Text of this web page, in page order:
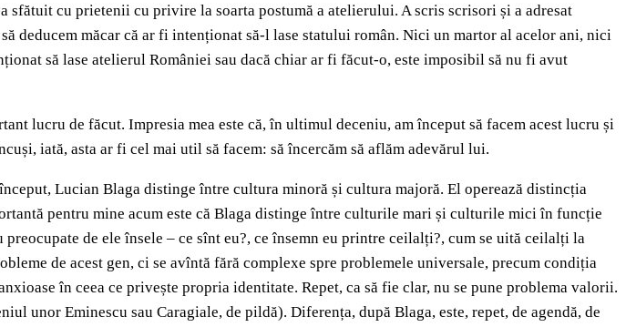
cu prietenii cu privire la soarta postumă a atelierului. A scris scrisori și a adresat
deducem măcar că ar fi intenționat să-l lase statului român. Nici un martor al acelor ani, nici
să lase atelierul României sau dacă chiar ar fi făcut-o, este imposibil să nu fi avut
lucru de făcut. Impresia mea este că, în ultimul deceniu, am început să facem acest lucru și
iată, asta ar fi cel mai util să facem: să încercăm să aflăm adevărul lui.
Lucian Blaga distinge între cultura minoră și cultura majoră. El operează distincția
pentru mine acum este că Blaga distinge între culturile mari și culturile mici în funcție
de ele însele – ce sînt eu?, ce însemn eu printre ceilalți?, cum se uită ceilalți la
de acest gen, ci se avîntă fără complexe spre problemele universale, precum condiția
în ceea ce privește propria identitate. Repet, ca să fie clar, nu se pune problema valorii.
unor Eminescu sau Caragiale, de pildă). Diferența, după Blaga, este, repet, de agendă, de